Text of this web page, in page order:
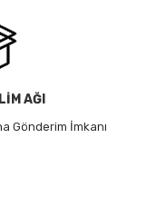
AĞI
Gönderim İmkanı